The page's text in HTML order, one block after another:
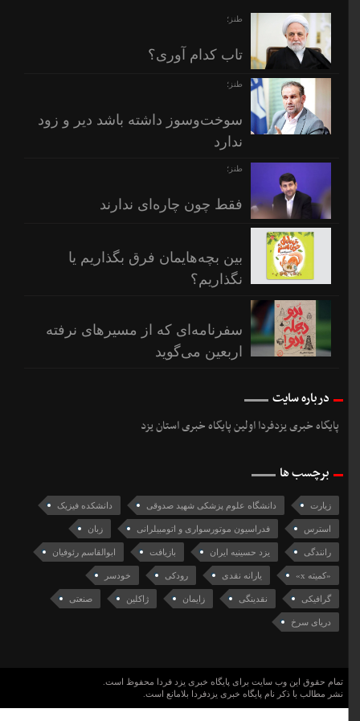
طنز؛
تاب کدام آوری؟
طنز؛
سوخت‌وسوز داشته باشد دیر و زود
ندارد
طنز؛
فقط چون چاره‌ای ندارند
بین بچه‌هایمان فرق بگذاریم یا
نگذاریم؟
سفرنامه‌ای که از مسیرهای نرفته
اربعین می‌گوید
درباره سایت
پایگاه خبری یزدفردا اولین پایگاه خبری استان یزد
برچسب ها
زیارت دانشگاه علوم پزشکی شهید صدوقی دانشکده فیزیک
استرس فدراسیون موتورسواری و اتومبیلرانی زبان
رانندگی یزد حسینیه ایران بازیافت ابوالقاسم رئوفیان
«كميته x» یارانه نقدی رودکی خودسر
گرافیکی نقدینگی زایمان ژاکلین صنعتی
دریای سرخ
تمام حقوق این وب سایت برای پایگاه خبری یزد فردا محفوظ است.
نشر مطالب با ذکر نام پایگاه خبری یزدفردا بلامانع است.